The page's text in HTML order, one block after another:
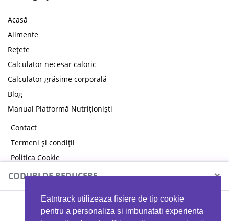
Eatntrack utilizeaza fisiere de tip cookie
pentru a personaliza si imbunatati experienta
Acasă
Alimente
Rețete
Calculator necesar caloric
Calculator grăsime corporală
Blog
Manual Platformă Nutriționiști
Contact
Termeni și condiții
Politica Cookie
Politica de confidențialitate
CODURI DE REDUCERE ×
MYPROTEIN